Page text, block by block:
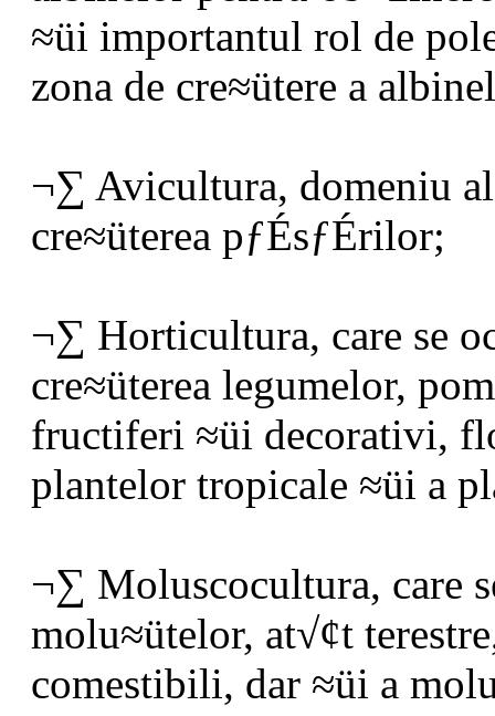
≈üi importantul rol de
zona de cre≈ütere a
¬∑ Avicultura, domeniu
cre≈üterea pƒÉsƒÉrilor;
¬∑ Horticultura, care se
cre≈üterea legumelor,
fructiferi ≈üi decorativi,
plantelor tropicale ≈üi a
¬∑ Moluscocultura, care
molu≈ütelor, at√¢t
comestibili, dar ≈üi a